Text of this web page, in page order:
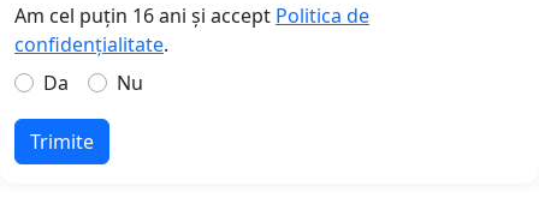
Am cel puțin 16 ani și accept Politica de
confidențialitate.
Da
Nu
Trimite